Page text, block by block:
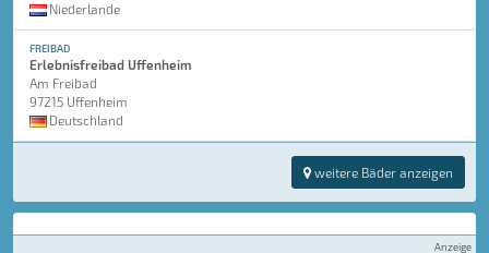
Niederlande
FREIBAD
Erlebnisfreibad Uffenheim
Am Freibad
97215 Uffenheim
Deutschland
weitere Bäder anzeigen
Anzeige